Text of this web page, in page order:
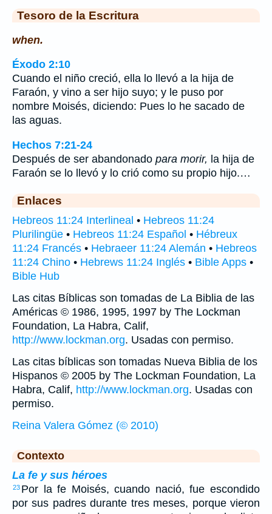
Tesoro de la Escritura
when.
Éxodo 2:10
Cuando el niño creció, ella lo llevó a la hija de
Faraón, y vino a ser hijo suyo; y le puso por
nombre Moisés, diciendo: Pues lo he sacado de
las aguas.
Hechos 7:21-24
Después de ser abandonado para morir, la hija de
Faraón se lo llevó y lo crió como su propio hijo.…
Enlaces
Hebreos 11:24 Interlineal • Hebreos 11:24
Plurilingüe • Hebreos 11:24 Español • Hébreux
11:24 Francés • Hebraeer 11:24 Alemán • Hebreos
11:24 Chino • Hebrews 11:24 Inglés • Bible Apps •
Bible Hub
Las citas Bíblicas son tomadas de La Biblia de las
Américas © 1986, 1995, 1997 by The Lockman
Foundation, La Habra, Calif,
http://www.lockman.org. Usadas con permiso.
Las citas bíblicas son tomadas Nueva Biblia de los
Hispanos © 2005 by The Lockman Foundation, La
Habra, Calif, http://www.lockman.org. Usadas con
permiso.
Reina Valera Gómez (© 2010)
Contexto
La fe y sus héroes
23 Por la fe Moisés, cuando nació, fue escondido
por sus padres durante tres meses, porque vieron